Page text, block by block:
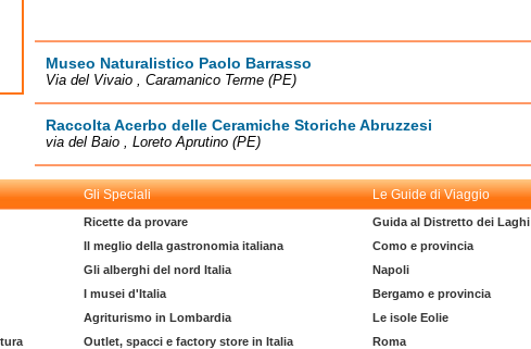
Museo Naturalistico Paolo Barrasso
Via del Vivaio , Caramanico Terme (PE)
Raccolta Acerbo delle Ceramiche Storiche Abruzzesi
via del Baio , Loreto Aprutino (PE)
Gli Speciali Le Guide di Viaggio
Ricette da provare
Il meglio della gastronomia italiana
Gli alberghi del nord Italia
I musei d'Italia
Agriturismo in Lombardia
Outlet, spacci e factory store in Italia
Guida al Distretto dei Laghi
Como e provincia
Napoli
Bergamo e provincia
Le isole Eolie
Roma